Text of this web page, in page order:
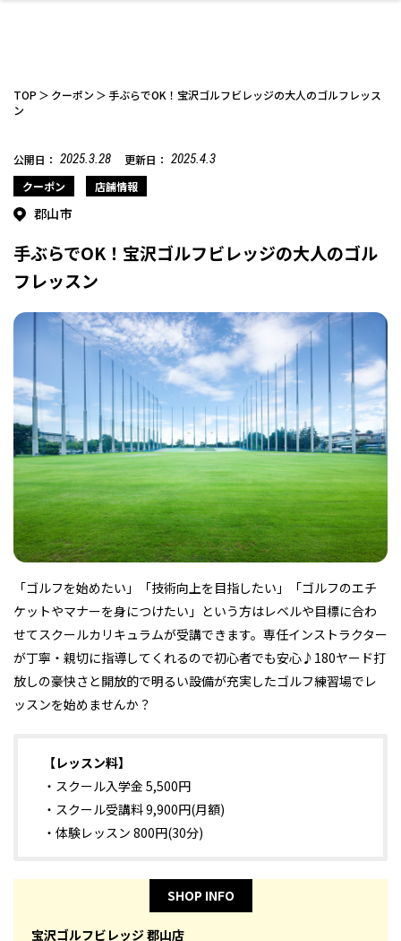
お酒 洋食 中華
和食 わんぱく 福島ローカルグル
メ
パン アジア・エスニッ
ク
テイクアウト
ランチ その他
デート・友達と ひとりで アウトドア
温泉 体験 名所
レジャー・スポー
ツ施設
非日常 イベントレポート
美容アイテム エイジングケア メンズ
フィットネス・や
せたい
鍼灸・整体・リラ
クゼーション
まつ毛サロン
脱毛 温活・サウナ 歯列矯正・審美歯
科
その他
ファッション
スポーツ・アウト
ドア
ギフト・お土産 キッズ
インテリア 食品・酒 生活を彩るモノ
その他
保険 病院・クリニック ペット
趣味・スキルアッ
プ
保育園・こども園 子どもの習い事・
塾
幼稚園 教育 ライフイベント
その他
リフォーム・リノ
ベーション
自治体インフォ その他
TOP クーポン
手ぶらでOK！宝沢ゴルフビレッジの大人のゴルフレッス
ン
公開日： 2025.3.28 更新日： 2025.4.3
クーポン 店舗情報
郡山市
手ぶらでOK！宝沢ゴルフビレッジの大人のゴル
フレッスン
「ゴルフを始めたい」「技術向上を目指したい」「ゴルフのエチ
ケットやマナーを身につけたい」という方はレベルや目標に合わ
せてスクールカリキュラムが受講できます。専任インストラクター
が丁寧・親切に指導してくれるので初心者でも安心♪180ヤード打
放しの豪快さと開放的で明るい設備が充実したゴルフ練習場でレ
ッスンを始めませんか？
【レッスン料】
・スクール入学金 5,500円
・スクール受講料 9,900円(月額)
・体験レッスン 800円(30分)
SHOP INFO
宝沢ゴルフビレッジ 郡山店